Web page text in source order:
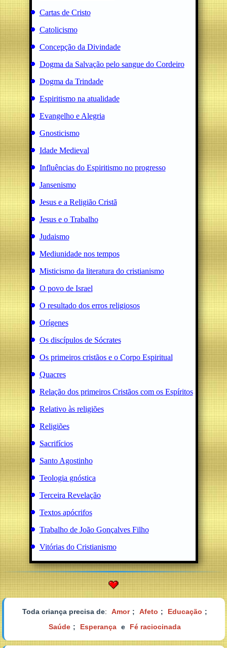
Cartas de Cristo
Catolicismo
Concepção da Divindade
Dogma da Salvação pelo sangue do Cordeiro
Dogma da Trindade
Espiritismo na atualidade
Evangelho e Alegria
Gnosticismo
Idade Medieval
Influências do Espiritismo no progresso
Jansenismo
Jesus e a Religião Cristã
Jesus e o Trabalho
Judaismo
Mediunidade nos tempos
Misticismo da literatura do cristianismo
O povo de Israel
O resultado dos erros religiosos
Orígenes
Os discípulos de Sócrates
Os primeiros cristãos e o Corpo Espiritual
Quacres
Relação dos primeiros Cristãos com os Espíritos
Relativo às religiões
Religiões
Sacrifícios
Santo Agostinho
Teologia gnóstica
Terceira Revelação
Textos apócrifos
Trabalho de João Gonçalves Filho
Vitórias do Cristianismo
Toda criança precisa de: Amor ; Afeto ; Educação ;
Saúde ; Esperança e Fé raciocinada